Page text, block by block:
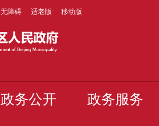
无障碍 适老版 移动版
政务公开 政务服务